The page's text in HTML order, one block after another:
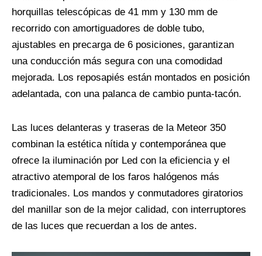
horquillas telescópicas de 41 mm y 130 mm de
recorrido con amortiguadores de doble tubo,
ajustables en precarga de 6 posiciones, garantizan
una conducción más segura con una comodidad
mejorada. Los reposapiés están montados en posición
adelantada, con una palanca de cambio punta-tacón.
Las luces delanteras y traseras de la Meteor 350
combinan la estética nítida y contemporánea que
ofrece la iluminación por Led con la eficiencia y el
atractivo atemporal de los faros halógenos más
tradicionales. Los mandos y conmutadores giratorios
del manillar son de la mejor calidad, con interruptores
de las luces que recuerdan a los de antes.